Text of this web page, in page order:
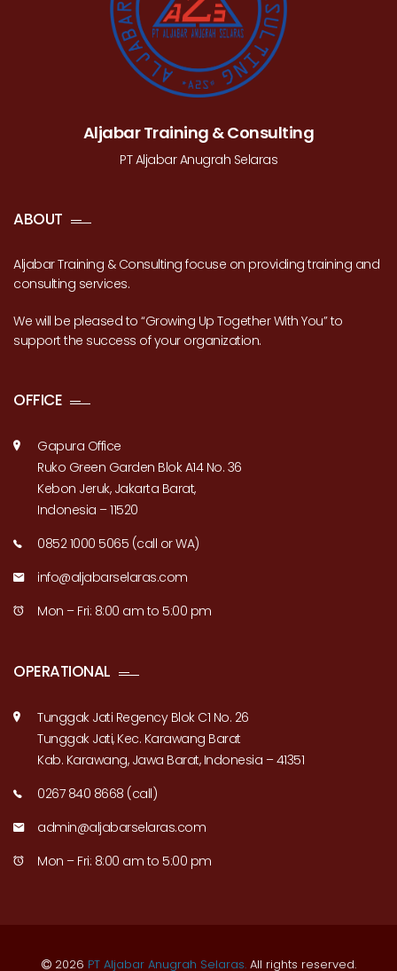
Aljabar Training & Consulting
PT Aljabar Anugrah Selaras
ABOUT
Aljabar Training & Consulting focuse on providing training and
consulting services.
We will be pleased to “Growing Up Together With You” to
support the success of your organization.
OFFICE
Gapura Office
Ruko Green Garden Blok A14 No. 36
Kebon Jeruk, Jakarta Barat,
Indonesia – 11520
0852 1000 5065 (call or WA)
info@aljabarselaras.com
Mon – Fri: 8:00 am to 5:00 pm
OPERATIONAL
Tunggak Jati Regency Blok C1 No. 26
Tunggak Jati, Kec. Karawang Barat
Kab. Karawang, Jawa Barat, Indonesia – 41351
0267 840 8668 (call)
admin@aljabarselaras.com
Mon – Fri: 8:00 am to 5:00 pm
2026 PT Aljabar Anugrah Selaras.All rights reserved.